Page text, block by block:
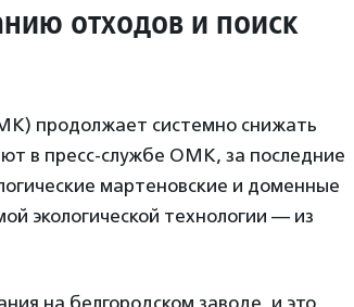
отходов и поиск
продолжает системно снижать
в пресс-службе ОМК, за последние
мартеновские и доменные
экологической технологии — из
на белгородском заводе, и это